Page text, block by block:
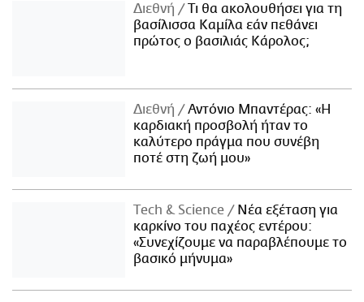
Διεθνή
Τι θα ακολουθήσει για τη
βασίλισσα Καμίλα εάν πεθάνει
πρώτος ο βασιλιάς Κάρολος;
Διεθνή
Αντόνιο Μπαντέρας: «Η
καρδιακή προσβολή ήταν το
καλύτερο πράγμα που συνέβη
ποτέ στη ζωή μου»
Τech & Science
Νέα εξέταση για
καρκίνο του παχέος εντέρου:
«Συνεχίζουμε να παραβλέπουμε το
βασικό μήνυμα»